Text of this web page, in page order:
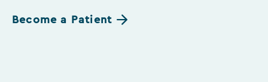
Become a Patient